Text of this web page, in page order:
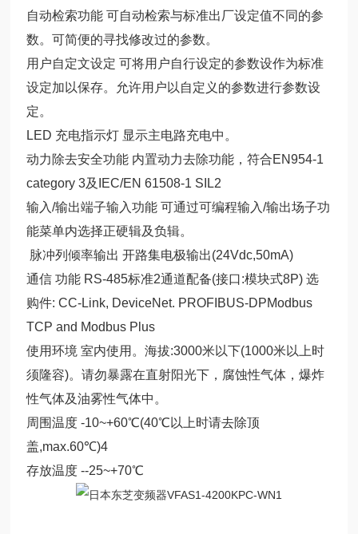
自动检索功能 可自动检索与标准出厂设定值不同的参
数。可简便的寻找修改过的参数。
用户自定文设定 可将用户自行设定的参数设作为标准
设定加以保存。允许用户以自定义的参数进行参数设
定。
LED 充电指示灯 显示主电路充电中。
动力除去安全功能 内置动力去除功能，符合EN954-1
category 3及IEC/EN 61508-1 SIL2
输入/输出端子输入功能 可通过可编程输入/输出场子功
能菜单内选择正硬辑及负辑。
脉冲列倾率输出 开路集电极输出(24Vdc,50mA)
通信 功能 RS-485标准2通道配备(接口:模块式8P) 选
购件: CC-Link, DeviceNet. PROFIBUS-DPModbus
TCP and Modbus Plus
使用环境 室内使用。海拔:3000米以下(1000米以上时
须隆容)。请勿暴露在直射阳光下，腐蚀性气体，爆炸
性气体及油雾性气体中。
周围温度 -10~+60℃(40℃以上时请去除顶
盖,max.60℃)4
存放温度 --25~+70℃